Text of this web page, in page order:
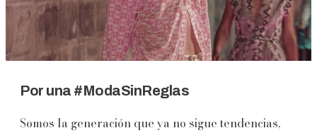
Por una #ModaSinReglas
Somos la generación que ya no sigue tendencias,